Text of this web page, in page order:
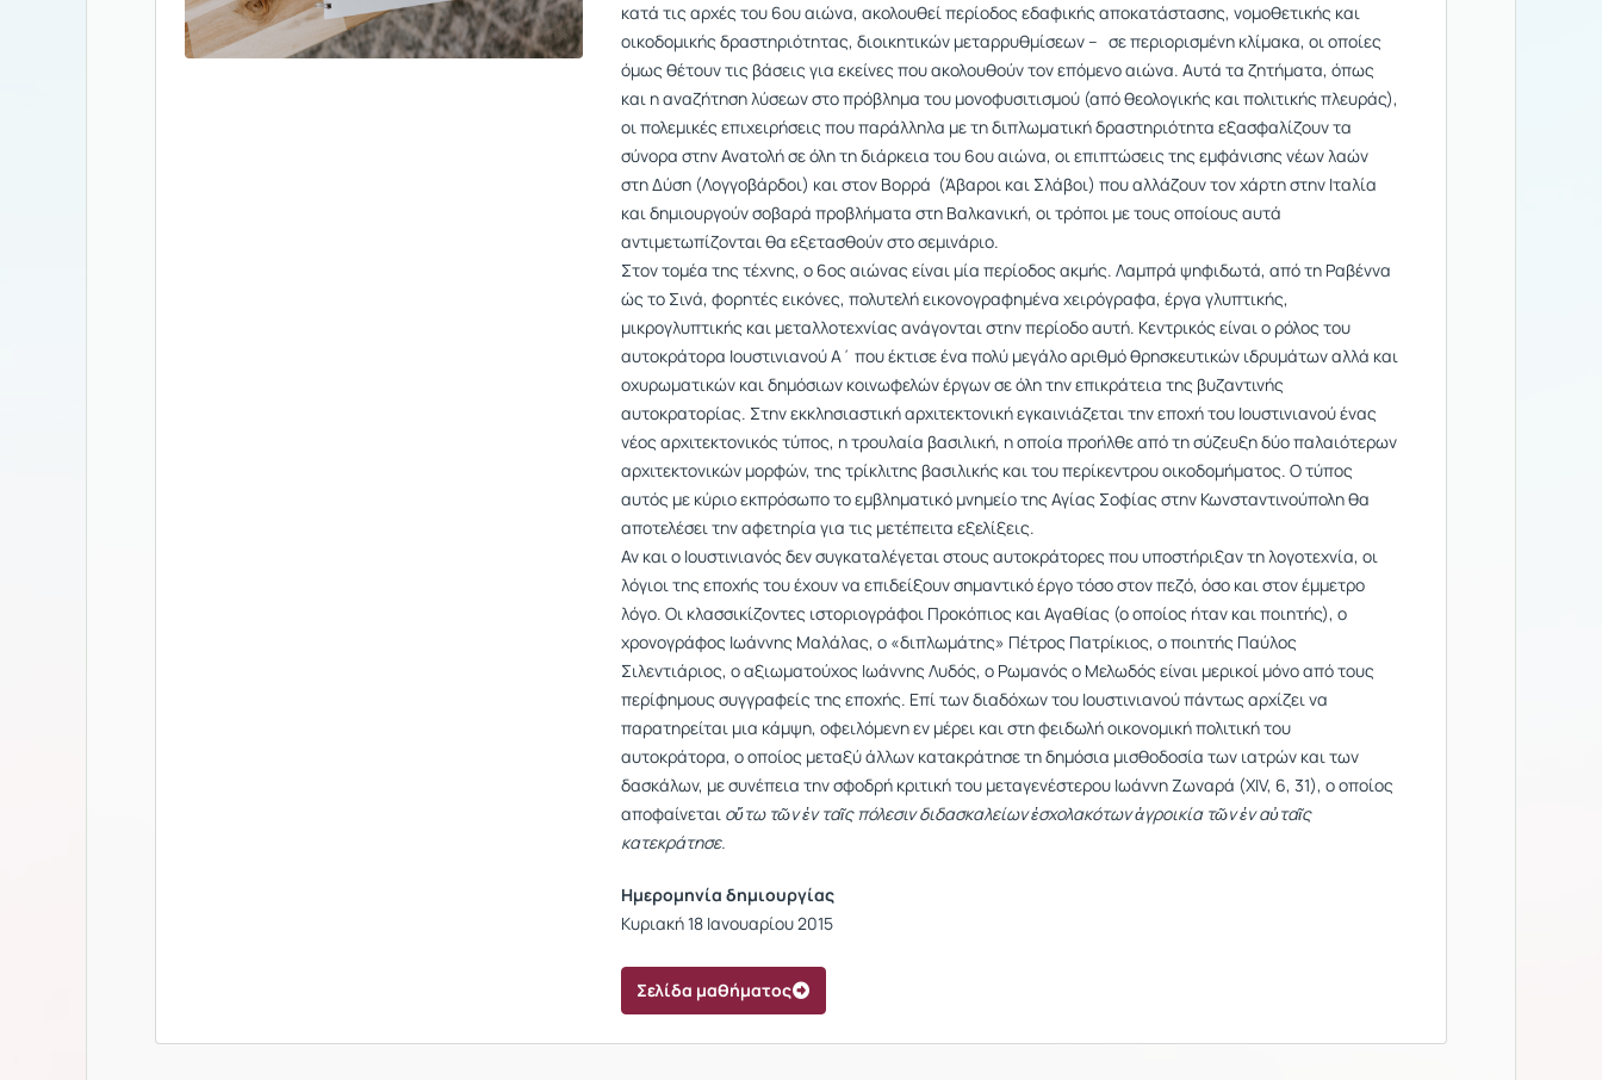
κατά τις αρχές του 6ου αιώνα, ακολουθεί περίοδος εδαφικής αποκατάστασης, νομοθετικής και
οικοδομικής δραστηριότητας, διοικητικών μεταρρυθμίσεων – σε περιορισμένη κλίμακα, οι οποίες
όμως θέτουν τις βάσεις για εκείνες που ακολουθούν τον επόμενο αιώνα. Αυτά τα ζητήματα, όπως
και η αναζήτηση λύσεων στο πρόβλημα του μονοφυσιτισμού (από θεολογικής και πολιτικής πλευράς),
οι πολεμικές επιχειρήσεις που παράλληλα με τη διπλωματική δραστηριότητα εξασφαλίζουν τα
σύνορα στην Ανατολή σε όλη τη διάρκεια του 6ου αιώνα, οι επιπτώσεις της εμφάνισης νέων λαών
στη Δύση (Λογγοβάρδοι) και στον Βορρά (Άβαροι και Σλάβοι) που αλλάζουν τον χάρτη στην Ιταλία
και δημιουργούν σοβαρά προβλήματα στη Βαλκανική, οι τρόποι με τους οποίους αυτά
αντιμετωπίζονται θα εξετασθούν στο σεμινάριο.
Στον τομέα της τέχνης, ο 6ος αιώνας είναι μία περίοδος ακμής. Λαμπρά ψηφιδωτά, από τη Ραβέννα
ώς το Σινά, φορητές εικόνες, πολυτελή εικονογραφημένα χειρόγραφα, έργα γλυπτικής,
μικρογλυπτικής και μεταλλοτεχνίας ανάγονται στην περίοδο αυτή. Κεντρικός είναι ο ρόλος του
αυτοκράτορα Ιουστινιανού Α΄ που έκτισε ένα πολύ μεγάλο αριθμό θρησκευτικών ιδρυμάτων αλλά και
οχυρωματικών και δημόσιων κοινωφελών έργων σε όλη την επικράτεια της βυζαντινής
αυτοκρατορίας. Στην εκκλησιαστική αρχιτεκτονική εγκαινιάζεται την εποχή του Ιουστινιανού ένας
νέος αρχιτεκτονικός τύπος, η τρουλαία βασιλική, η οποία προήλθε από τη σύζευξη δύο παλαιότερων
αρχιτεκτονικών μορφών, της τρίκλιτης βασιλικής και του περίκεντρου οικοδομήματος. Ο τύπος
αυτός με κύριο εκπρόσωπο το εμβληματικό μνημείο της Αγίας Σοφίας στην Κωνσταντινούπολη θα
αποτελέσει την αφετηρία για τις μετέπειτα εξελίξεις.
Αν και ο Ιουστινιανός δεν συγκαταλέγεται στους αυτοκράτορες που υποστήριξαν τη λογοτεχνία, οι
λόγιοι της εποχής του έχουν να επιδείξουν σημαντικό έργο τόσο στον πεζό, όσο και στον έμμετρο
λόγο. Οι κλασσικίζοντες ιστοριογράφοι Προκόπιος και Αγαθίας (ο οποίος ήταν και ποιητής), ο
χρονογράφος Ιωάννης Μαλάλας, o «διπλωμάτης» Πέτρος Πατρίκιος, ο ποιητής Παύλος
Σιλεντιάριος, ο αξιωματούχος Ιωάννης Λυδός, ο Ρωμανός ο Μελωδός είναι μερικοί μόνο από τους
περίφημους συγγραφείς της εποχής. Επί των διαδόχων του Ιουστινιανού πάντως αρχίζει να
παρατηρείται μια κάμψη, οφειλόμενη εν μέρει και στη φειδωλή οικονομική πολιτική του
αυτοκράτορα, ο οποίος μεταξύ άλλων κατακράτησε τη δημόσια μισθοδοσία των ιατρών και των
δασκάλων, με συνέπεια την σφοδρή κριτική του μεταγενέστερου Ιωάννη Ζωναρά (ΧΙV, 6, 31), ο οποίος
αποφαίνεται οὕτω τῶν ἐν ταῖς πόλεσιν διδασκαλείων ἐσχολακότων ἀγροικία τῶν ἐν αὐταῖς
κατεκράτησε.
Ημερομηνία δημιουργίας
Κυριακή 18 Ιανουαρίου 2015
Σελίδα μαθήματος